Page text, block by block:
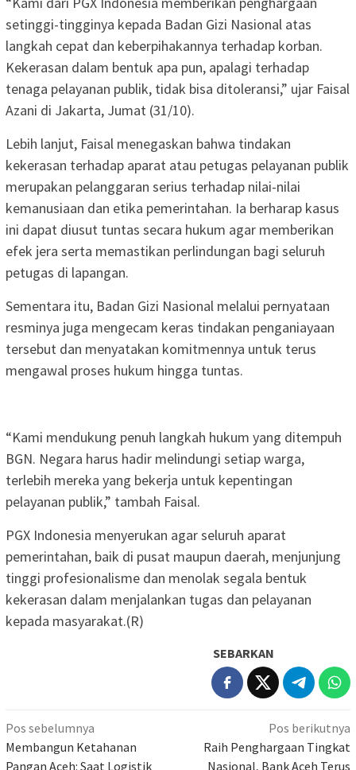
setinggi-tingginya kepada Badan Gizi Nasional atas
langkah cepat dan keberpihakannya terhadap korban.
Kekerasan dalam bentuk apa pun, apalagi terhadap
tenaga pelayanan publik, tidak bisa ditoleransi,” ujar Faisal
Azani di Jakarta, Jumat (31/10).
‎Lebih lanjut, Faisal menegaskan bahwa tindakan
kekerasan terhadap aparat atau petugas pelayanan publik
merupakan pelanggaran serius terhadap nilai-nilai
kemanusiaan dan etika pemerintahan. Ia berharap kasus
ini dapat diusut tuntas secara hukum agar memberikan
efek jera serta memastikan perlindungan bagi seluruh
petugas di lapangan.
‎Sementara itu, Badan Gizi Nasional melalui pernyataan
resminya juga mengecam keras tindakan penganiayaan
tersebut dan menyatakan komitmennya untuk terus
mengawal proses hukum hingga tuntas.
‎“Kami mendukung penuh langkah hukum yang ditempuh
BGN. Negara harus hadir melindungi setiap warga,
terlebih mereka yang bekerja untuk kepentingan
pelayanan publik,” tambah Faisal.
‎PGX Indonesia menyerukan agar seluruh aparat
pemerintahan, baik di pusat maupun daerah, menjunjung
tinggi profesionalisme dan menolak segala bentuk
kekerasan dalam menjalankan tugas dan pelayanan
kepada masyarakat.(R)
SEBARKAN
Navigasi
pos
Pos sebelumnya
Membangun Ketahanan
Pangan Aceh: Saat Logistik
Pos berikutnya
Raih Penghargaan Tingkat
Nasional, Bank Aceh Terus